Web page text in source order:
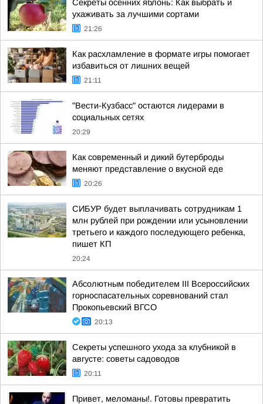
Секреты осенних яблонь: Как выбрать и
ухаживать за лучшими сортами
21:26
Как расхламление в формате игры помогает
избавиться от лишних вещей
21:11
"Вести-Кузбасс" остаются лидерами в
социальных сетях
20:29
Как современный и дикий бутерброды
меняют представление о вкусной еде
20:26
СИБУР будет выплачивать сотрудникам 1
млн рублей при рождении или усыновлении
третьего и каждого последующего ребенка,
пишет КП
20:24
Абсолютным победителем III Всероссийских
горноспасательных соревнований стал
Прокопьевский ВГСО
20:13
Секреты успешного ухода за клубникой в
августе: советы садоводов
20:11
Привет, меломаны!. Готовы превратить